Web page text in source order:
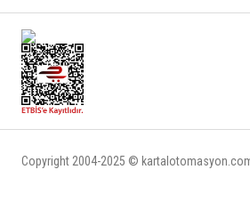
Copyright 2004-2025 ©